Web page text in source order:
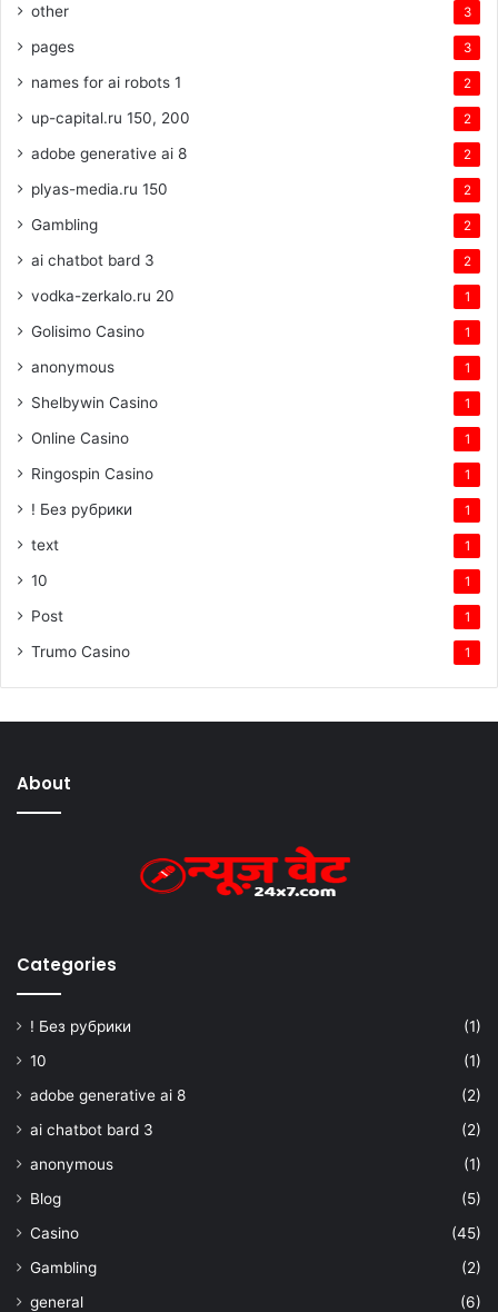
other 3
pages 3
names for ai robots 1 2
up-capital.ru 150, 200 2
adobe generative ai 8 2
plyas-media.ru 150 2
Gambling 2
ai chatbot bard 3 2
vodka-zerkalo.ru 20 1
Golisimo Casino 1
anonymous 1
Shelbywin Casino 1
Online Casino 1
Ringospin Casino 1
! Без рубрики 1
text 1
10 1
Post 1
Trumo Casino 1
About
Categories
! Без рубрики
(1)
10
(1)
adobe generative ai 8
(2)
ai chatbot bard 3
(2)
anonymous
(1)
Blog
(5)
Casino
(45)
Gambling
(2)
general
(6)